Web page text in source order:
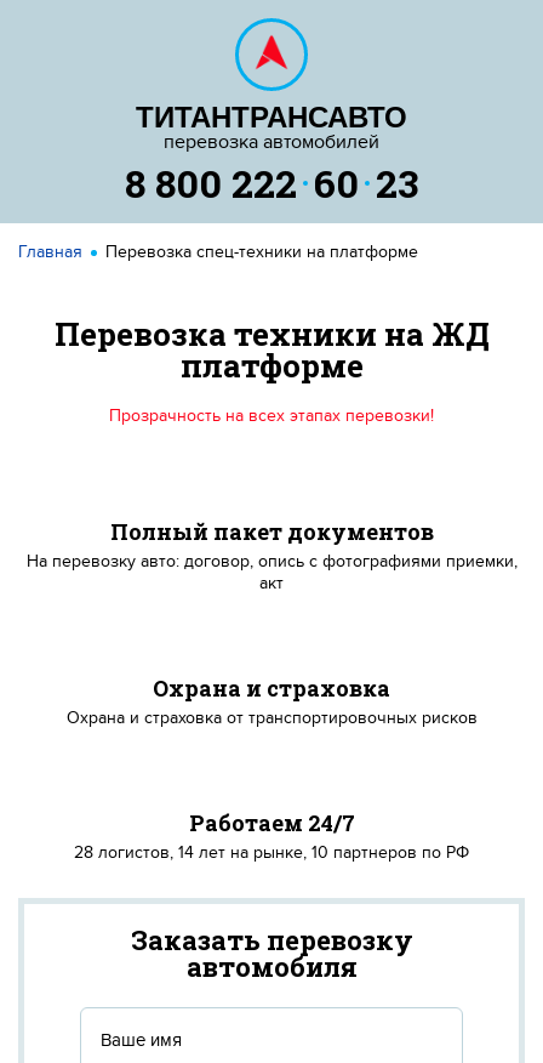
ТИТАНТРАНСАВТО
перевозка автомобилей
8 800 222 60 23
Главная Перевозка спец-техники на платформе
Перевозка техники на ЖД
платформе
Прозрачность на всех этапах перевозки!
Полный пакет документов
На перевозку авто: договор, опись с фотографиями приемки,
акт
Охрана и страховка
Охрана и страховка от транспортировочных рисков
Работаем 24/7
28 логистов, 14 лет на рынке, 10 партнеров по РФ
Заказать перевозку
автомобиля